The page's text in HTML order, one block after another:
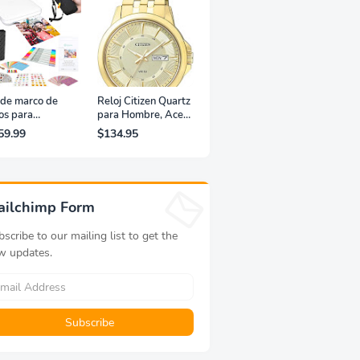
marco de
para
portátil
y
Reloj Citizen Quartz
para Hombre, Acero
Inoxidable, Clásico,
Dorado
$134.95
Form
to our mailing list to get the
updates.